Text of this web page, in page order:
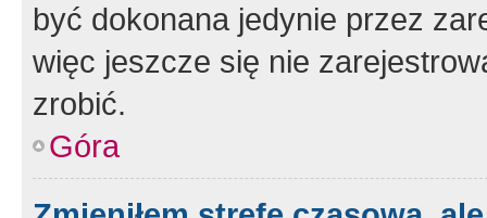
być dokonana jedynie przez
więc jeszcze się nie
zrobić.
Góra